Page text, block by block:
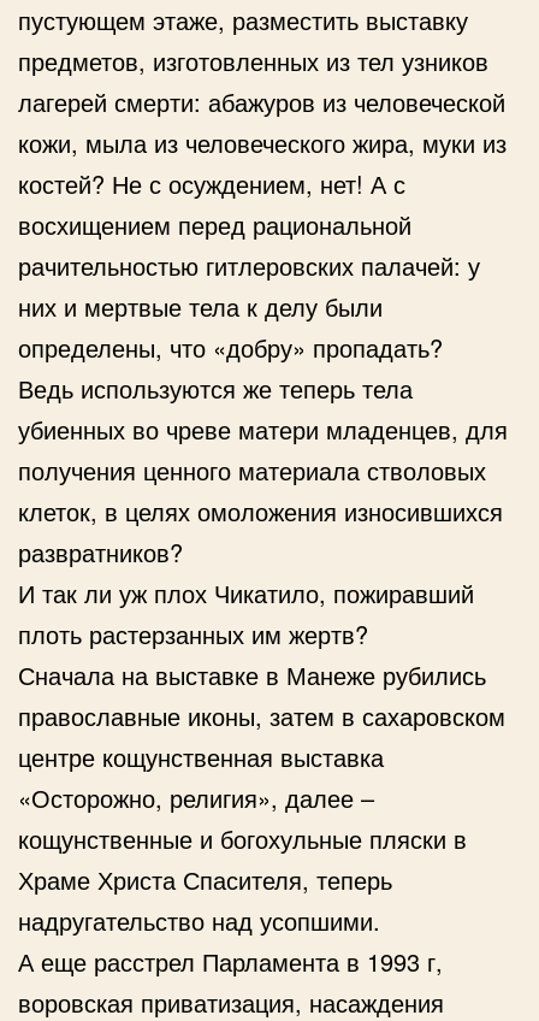
пустующем этаже, разместить выставку
предметов, изготовленных из тел узников
лагерей смерти: абажуров из человеческой
кожи, мыла из человеческого жира, муки из
костей? Не с осуждением, нет! А с
восхищением перед рациональной
рачительностью гитлеровских палачей: у
них и мертвые тела к делу были
определены, что «добру» пропадать?
Ведь используются же теперь тела
убиенных во чреве матери младенцев, для
получения ценного материала стволовых
клеток, в целях омоложения износившихся
развратников?
И так ли уж плох Чикатило, пожиравший
плоть растерзанных им жертв?
Сначала на выставке в Манеже рубились
православные иконы, затем в сахаровском
центре кощунственная выставка
«Осторожно, религия», далее –
кощунственные и богохульные пляски в
Храме Христа Спасителя, теперь
надругательство над усопшими.
А еще расстрел Парламента в 1993 г,
воровская приватизация, насаждения